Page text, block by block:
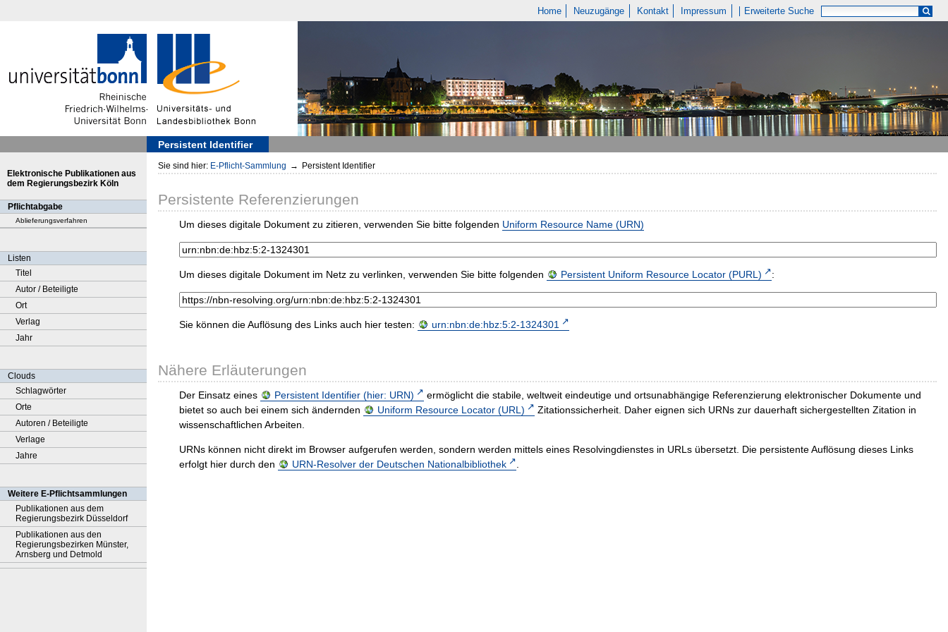
Home Neuzugänge Kontakt Impressum Erweiterte Suche
Persistent Identifier
Elektronische Publikationen aus
dem Regierungsbezirk Köln
Pflichtabgabe
Ablieferungsverfahren
Listen
Titel
Autor / Beteiligte
Ort
Verlag
Jahr
Clouds
Schlagwörter
Orte
Autoren / Beteiligte
Verlage
Jahre
Weitere E-Pflichtsammlungen
Publikationen aus dem
Regierungsbezirk Düsseldorf
Publikationen aus den
Regierungsbezirken Münster,
Arnsberg und Detmold
Sie sind hier: E-Pflicht-Sammlung → Persistent Identifier
Persistente Referenzierungen
Um dieses digitale Dokument zu zitieren, verwenden Sie bitte folgenden Uniform Resource Name (URN)
Um dieses digitale Dokument im Netz zu verlinken, verwenden Sie bitte folgenden Persistent Uniform Resource Locator (PURL) :
Sie können die Auflösung des Links auch hier testen: urn:nbn:de:hbz:5:2-1324301
Nähere Erläuterungen
Der Einsatz eines Persistent Identifier (hier: URN)
ermöglicht die stabile, weltweit eindeutige und ortsunabhängige Referenzierung elektronischer Dokumente und
bietet so auch bei einem sich ändernden
Uniform Resource Locator (URL)
Zitationssicherheit. Daher eignen sich URNs zur dauerhaft sichergestellten Zitation in
wissenschaftlichen Arbeiten.
URNs können nicht direkt im Browser aufgerufen werden, sondern werden mittels eines Resolvingdienstes in URLs übersetzt. Die persistente Auflösung dieses Links
erfolgt hier durch den
URN-Resolver der Deutschen Nationalbibliothek .